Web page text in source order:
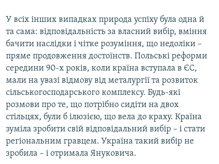
У всіх інших випадках природа успіху була одна й
та сама: відповідальність за власний вибір, вміння
бачити наслідки і чітке розуміння, що недоліки –
пряме продовження достоїнств. Польські реформи
середини 90-х років, коли країна вступала в ЄС,
мали на увазі відмову від металургії та розвиток
сільськогосподарського комплексу. Будь-які
розмови про те, що потрібно сидіти на двох
стільцях, були б ілюзією, що вела до краху. Країна
зуміла зробити свій відповідальний вибір – і стати
регіональним гравцем. Україна такий вибір не
зробила – і отримала Януковича.